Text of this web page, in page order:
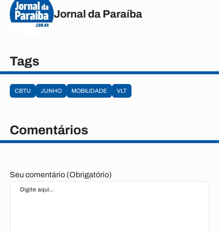
Jornal da Paraíba
Tags
CBTU JUNHO MOBILIDADE VLT
Comentários
Seu comentário (Obrigatório)